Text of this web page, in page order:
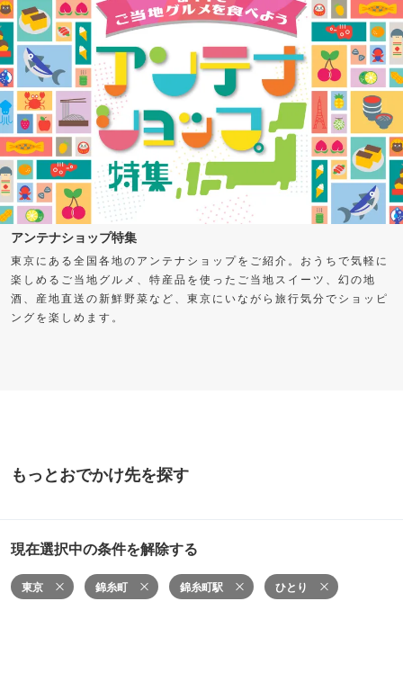
アンテナショップ特集
東京にある全国各地のアンテナショップをご紹介。おうちで気軽に
楽しめるご当地グルメ、特産品を使ったご当地スイーツ、幻の地
酒、産地直送の新鮮野菜など、東京にいながら旅行気分でショッピ
ングを楽しめます。
もっとおでかけ先を探す
現在選択中の条件を解除する
東京 錦糸町 錦糸町駅 ひとり